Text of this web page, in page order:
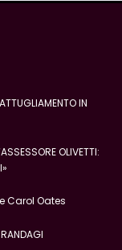
IN
OLIVETTI:
Carol Oates